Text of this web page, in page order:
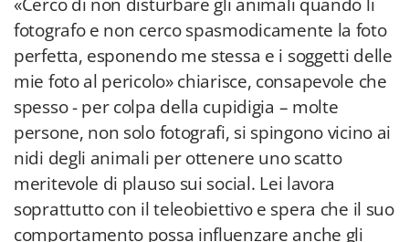
fotografo e non cerco spasmodicamente la foto
perfetta, esponendo me stessa e i soggetti delle
mie foto al pericolo» chiarisce, consapevole che
spesso - per colpa della cupidigia – molte
persone, non solo fotografi, si spingono vicino ai
nidi degli animali per ottenere uno scatto
meritevole di plauso sui social. Lei lavora
soprattutto con il teleobiettivo e spera che il suo
comportamento possa influenzare anche gli